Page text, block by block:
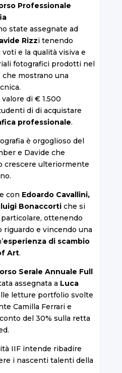
Professionale
state assegnate ad
Rizzi tenendo
e la qualità visiva e
fotografici prodotti nel
mostrano una
di € 1.500
di di acquistare
professionale.
è orgoglioso del
e Davide che
crescere ulteriormente
con Edoardo Cavallini,
Bonaccorti che si
ottenendo
riguardo e vincendo una
esperienza di scambio
Art.
Serale Annuale Full
assegnata a Luca
letture portfolio svolte
Camilla Ferrari e
del 30% sulla retta
IIF intende ribadire
i nascenti talenti della